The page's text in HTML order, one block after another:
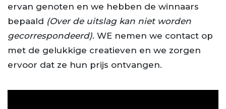
ervan genoten en we hebben de winnaars
bepaald (Over de uitslag kan niet worden
gecorrespondeerd). WE nemen we contact op
met de gelukkige creatieven en we zorgen
ervoor dat ze hun prijs ontvangen.